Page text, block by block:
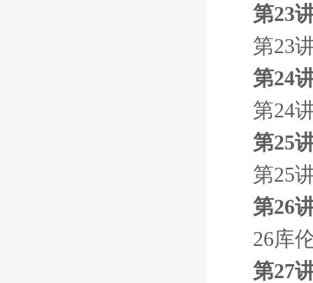
第23
第23
第24
第24
第25
第25
第26
26库
第27